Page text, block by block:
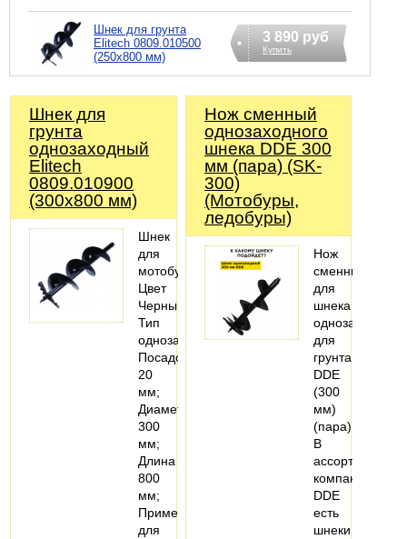
Шнек для грунта
Еlitech 0809.010500
(250х800 мм)
3 890 руб
Купить
Шнек для
грунта
однозаходный
Elitech
0809.010900
(300х800 мм)
Шнек
для
мотобуров;
Цвет
Черный;
Тип
однозаходный;
Посадочное
20
мм;
Диаметр
300
мм;
Длина
800
мм;
Применение
для
Нож сменный
однозаходного
шнека DDE 300
мм (пара) (SK-
300)
(Мотобуры,
ледобуры)
Нож
сменный
для
шнека
однозаходный
для
грунта
DDE
(300
мм)
(пара).
В
ассортименте
компании
DDE
есть
шнеки